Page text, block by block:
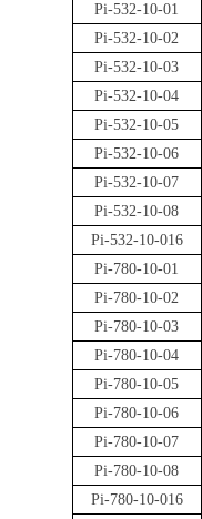
Pi-532-10-01
Pi-532-10-02
Pi-532-10-03
Pi-532-10-04
Pi-532-10-05
Pi-532-10-06
Pi-532-10-07
Pi-532-10-08
Pi-532-10-016
Pi-780-10-01
Pi-780-10-02
Pi-780-10-03
Pi-780-10-04
Pi-780-10-05
Pi-780-10-06
Pi-780-10-07
Pi-780-10-08
Pi-780-10-016